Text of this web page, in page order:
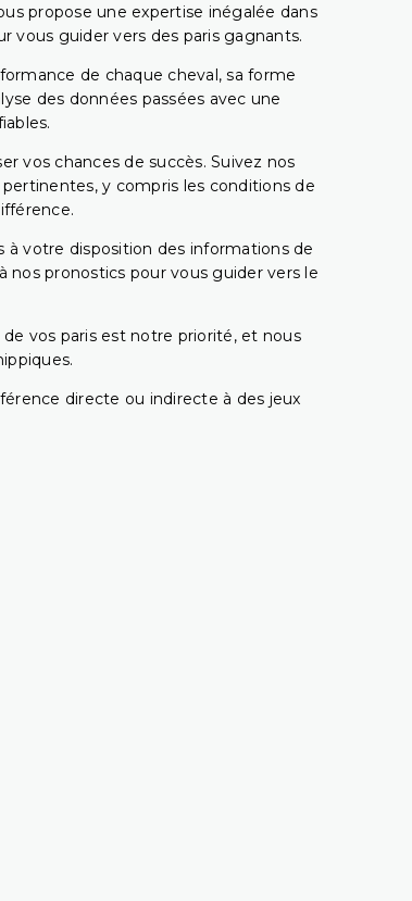
propose une expertise inégalée dans
vous guider vers des paris gagnants.
de chaque cheval, sa forme
des données passées avec une
vos chances de succès. Suivez nos
y compris les conditions de
votre disposition des informations de
nos pronostics pour vous guider vers le
vos paris est notre priorité, et nous
directe ou indirecte à des jeux